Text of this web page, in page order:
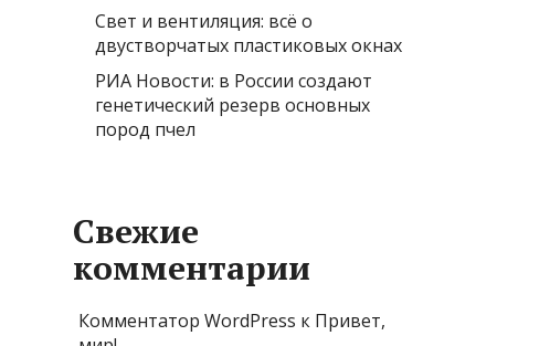
Свет и вентиляция: всё о
двустворчатых пластиковых окнах
РИА Новости: в России создают
генетический резерв основных
пород пчел
Свежие
комментарии
Комментатор WordPress к Привет,